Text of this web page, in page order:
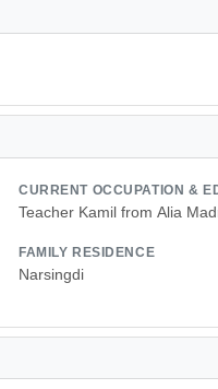
CURRENT OCCUPATION &
Teacher Kamil from Alia
FAMILY RESIDENCE
Narsingdi